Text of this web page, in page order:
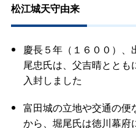
松江城天守由来
慶長５年（１６００）、
尾忠氏は、父吉晴とと
入封しました
富田城の立地や交通の便
から、堀尾氏は徳川幕府